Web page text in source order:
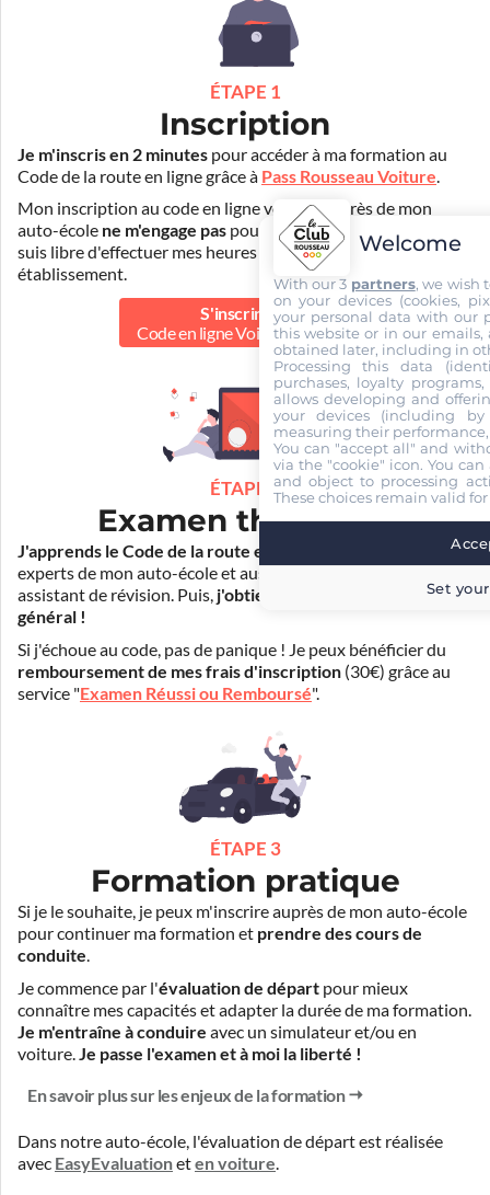
ÉTAPE 1
Inscription
Je m'inscris en 2 minutes pour accéder à ma formation au
Code de la route en ligne grâce à Pass Rousseau Voiture.
Mon inscription au code en ligne voiture auprès de mon
auto-école ne m'engage pas pour la suite de ma formation. Je
suis libre d'effectuer mes heures de conduite dans un autre
établissement.
S'inscrire au
Code en ligne Voiture
49.00 €
ÉTAPE 2
Examen théorique
J'apprends le Code de la route en ligne
. Je suis aidé par les
experts de mon auto-école et aussi par Mister Codes, mon
assistant de révision. Puis, j'obtiens l'examen théorique
général !
Si j'échoue au code, pas de panique ! Je peux bénéficier du
remboursement de mes frais d'inscription (30€) grâce au
service "Examen Réussi ou Remboursé".
ÉTAPE 3
Formation pratique
Si je le souhaite, je peux m'inscrire auprès de mon auto-école
pour continuer ma formation et prendre des cours de
conduite.
Je commence par l'évaluation de départ pour mieux
connaître mes capacités et adapter la durée de ma formation.
Je m'entraîne à conduire avec un simulateur et/ou en
voiture. Je passe l'examen et à moi la liberté !
En savoir plus sur les enjeux de la formation
Dans notre auto-école, l'évaluation de départ est réalisée
avec EasyEvaluationeten voiture
Welcome
With our 3 partners, we wish
on your devices (cookies,
your personal data with our
this website or in our emails,
obtained later, including in
Processing this data
purchases, loyalty
allows developing and
your devices (including
measuring their
You can "accept all" and
via the "cookie" icon. You
and object to processing
These choices remain valid
Set